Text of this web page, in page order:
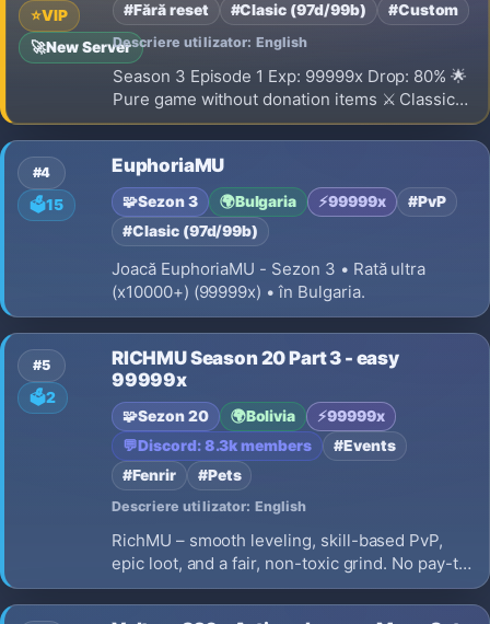
⭐VIP
🚀New Server
#Fără reset
#Clasic (97d/99b) #Custom
Descriere utilizator: English
Season 3 Episode 1 Exp: 99999x Drop: 80% 🌟
Pure game without donation items ⚔️ Classic
events with epic bosses 🤝 Friendly and active
community 🎯 Fair balance and stable economy
#4
🗳️15
EuphoriaMU
🧩Sezon 3 🌍Bulgaria ⚡99999x
#PvP
#Clasic (97d/99b)
Joacă EuphoriaMU - Sezon 3 • Rată ultra
(x10000+) (99999x) • în Bulgaria.
#5
🗳️2
RICHMU Season 20 Part 3 - easy
99999x
🧩Sezon 20 🌍Bolivia ⚡99999x
💬Discord: 8.3k members
#Events
#Fenrir
#Pets
Descriere utilizator: English
RichMU – smooth leveling, skill-based PvP,
epic loot, and a fair, non-toxic grind. No pay-to-
win, just pure MU fun. Muonline Season 20’s
fresh events, classes, and classic vibes. Glory